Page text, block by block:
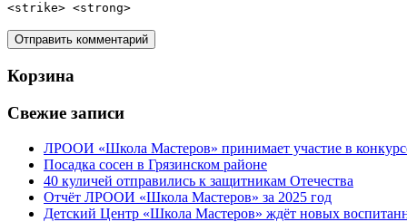
<strike> <strong>
Корзина
Свежие записи
ЛРООИ «Школа Мастеров» принимает участие в
Посадка сосен в Грязинском районе
40 куличей отправились к защитникам Отечества
Отчёт ЛРООИ «Школа Мастеров» за 2025 год
Детский Центр «Школа Мастеров» ждёт новых